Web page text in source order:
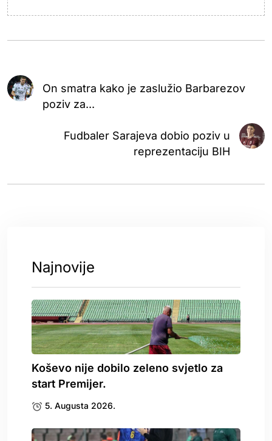
On smatra kako je zaslužio Barbarezov
poziv za...
Fudbaler Sarajeva dobio poziv u
reprezentaciju BIH
Najnovije
Koševo nije dobilo zeleno svjetlo za
start Premijer.
5. Augusta 2026.